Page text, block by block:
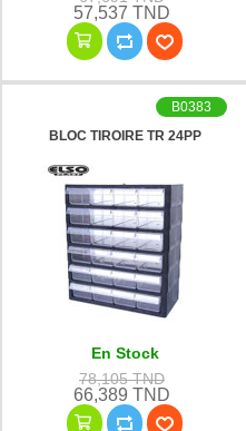
57,537 TND
BLOC TIROIRE TR 24PP
B0383
En Stock
78,105 TND
66,389 TND